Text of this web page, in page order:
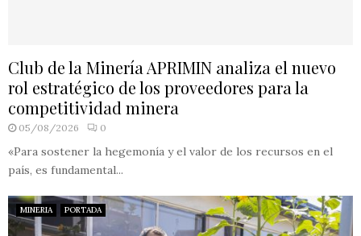
Club de la Minería APRIMIN analiza el nuevo
rol estratégico de los proveedores para la
competitividad minera
05/08/2026 0
«Para sostener la hegemonía y el valor de los recursos en el
país, es fundamental...
MINERIA PORTADA